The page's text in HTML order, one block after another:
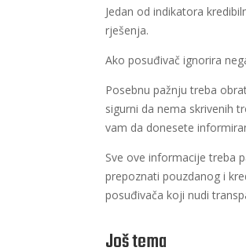
Jedan od indikatora
rješenja.
Ako posuđivač ignorira
Posebnu pažnju treba
sigurni da nema skrivenih
vam da donesete
Sve ove informacije treba
prepoznati pouzdanog i
posuđivača koji nudi
Još tema